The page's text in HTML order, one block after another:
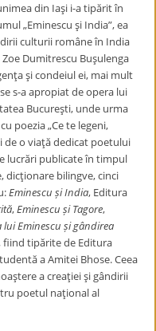
din Iaşi i-a tipărit în
„Eminescu şi India”, ea
culturii române în India
Dumitrescu Buşulenga
şi condeiul ei, mai mult
s-a apropiat de opera lui
Bucureşti, unde urma
poezia „Ce te legeni,
de o viaţă dedicat poetului
lucrări publicate în timpul
dicţionare bilingve, cinci
Eminescu și India, Editura
,Eminescu și Tagore,
lui Eminescu și gândirea
fiind tipărite de Editura
a Amitei Bhose. Ceea
a creaţiei şi gândirii
poetul naţional al